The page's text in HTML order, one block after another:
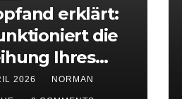
erklärt:
die
Ihres
2026 NORMAN